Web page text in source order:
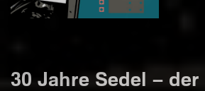
30 Jahre Sedel –